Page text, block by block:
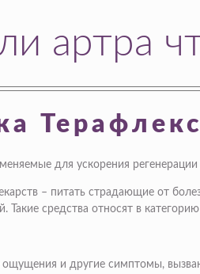
артра
для ускорения
– питать страдающие от
Такие средства относят в
и другие симптомы,